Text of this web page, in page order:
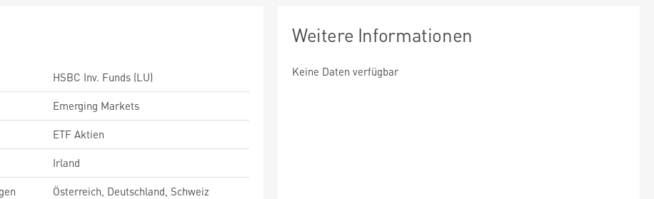
HSBC Inv. Funds (LU)
Emerging Markets
ETF Aktien
Irland
Österreich, Deutschland, Schweiz
Weitere Informationen
Keine Daten verfügbar